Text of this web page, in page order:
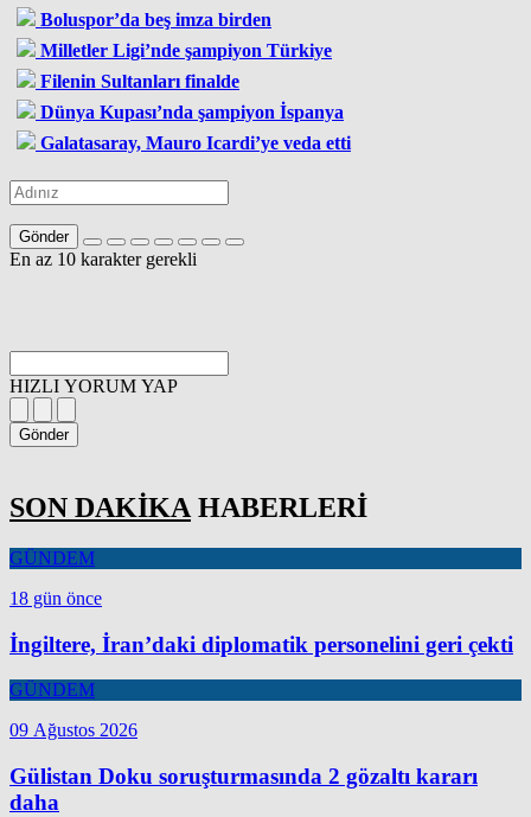
Boluspor’da beş imza birden
Milletler Ligi’nde şampiyon Türkiye
Filenin Sultanları finalde
Dünya Kupası’nda şampiyon İspanya
Galatasaray, Mauro Icardi’ye veda etti
Gönder
En az 10 karakter gerekli
HIZLI YORUM YAP
Gönder
SON DAKİKA HABERLERİ
GÜNDEM
18 gün önce
İngiltere, İran’daki diplomatik personelini geri çekti
GÜNDEM
09 Ağustos 2026
Gülistan Doku soruşturmasında 2 gözaltı kararı
daha